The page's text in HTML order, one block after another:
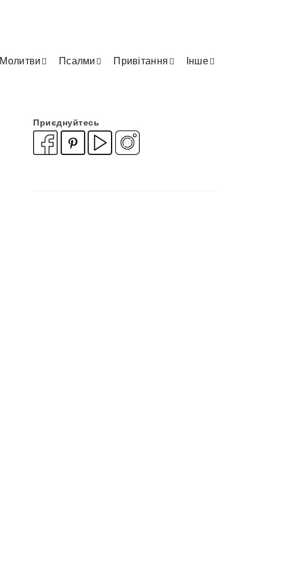
Молитви Псалми Привітання Інше
Приєднуйтесь